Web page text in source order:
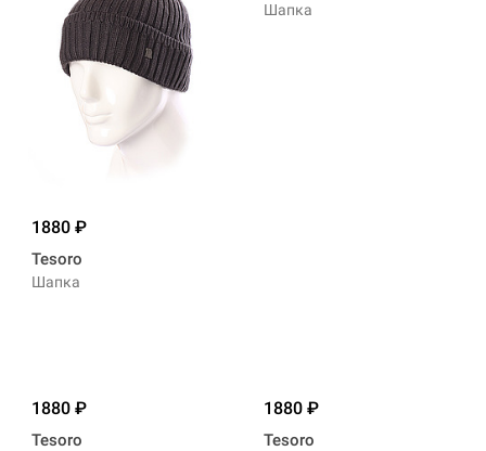
1880
Tesoro
Шапка
Шапка
1880
Tesoro
1880
Tesoro